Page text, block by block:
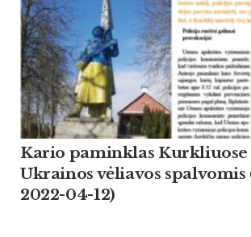
Kario paminklas Kurkliuose
Ukrainos vėliavos spalvomis
2022-04-12)